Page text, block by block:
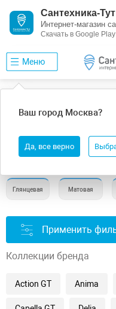
Сантехника-Тут
Интернет-магазин
Скачать в Google Play
Меню
Ваш город Москва?
Да, все верно
Керамическая
Глянцевая Матовая
Применить
Коллекции бренда
Action GT Anima